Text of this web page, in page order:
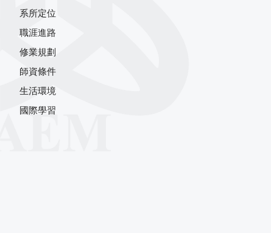
系所定位
職涯進路
修業規劃
師資條件
生活環境
國際學習